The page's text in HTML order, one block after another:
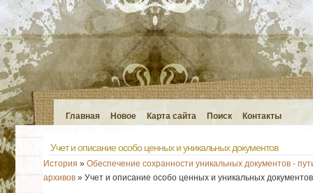
Главная Новое Карта сайта Поиск Контакты
Учет и описание особо ценных и уникальных документов
История » Обеспечение сохранности уникальных документов -
архивов» Учет и описание особо ценных и уникальных документов